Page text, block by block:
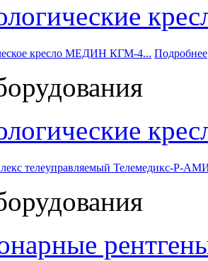
кресло МЕДИН КГМ-4... Подробнее
телеуправляемый Телемедикс-Р-